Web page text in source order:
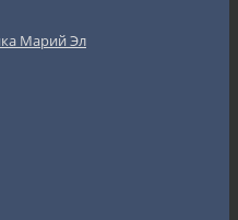
Марий Эл